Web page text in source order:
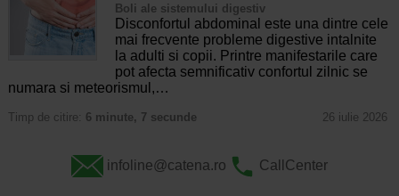
Boli ale sistemului digestiv
Disconfortul abdominal este una dintre cele
mai frecvente probleme digestive intalnite
la adulti si copii. Printre manifestarile care
pot afecta semnificativ confortul zilnic se
numara si meteorismul,…
Timp de citire: 6 minute, 7 secunde 26 iulie 2026
infoline@catena.ro CallCenter